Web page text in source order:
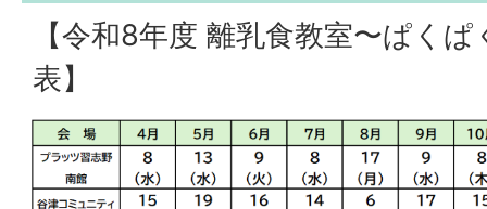
【令和8年度 離乳食教室〜ぱく
表】